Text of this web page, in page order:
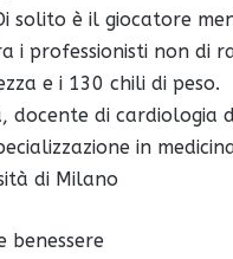
solito è il giocatore
i professionisti non di
e i 130 chili di peso.
docente di
in
di Milano
benessere